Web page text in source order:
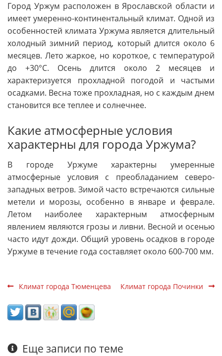
Город Уржум расположен в Ярославской области и
имеет умеренно-континентальный климат. Одной из
особенностей климата Уржума является длительный
холодный зимний период, который длится около 6
месяцев. Лето жаркое, но короткое, с температурой
до +30°C. Осень длится около 2 месяцев и
характеризуется прохладной погодой и частыми
осадками. Весна тоже прохладная, но с каждым днем
становится все теплее и солнечнее.
Какие атмосферные условия
характерны для города Уржума?
В городе Уржуме характерны умеренные
атмосферные условия с преобладанием северо-
западных ветров. Зимой часто встречаются сильные
метели и морозы, особенно в январе и феврале.
Летом наиболее характерным атмосферным
явлением являются грозы и ливни. Весной и осенью
часто идут дожди. Общий уровень осадков в городе
Уржуме в течение года составляет около 600-700 мм.
Климат города Тюменцева Климат города Починки
Еще записи по теме